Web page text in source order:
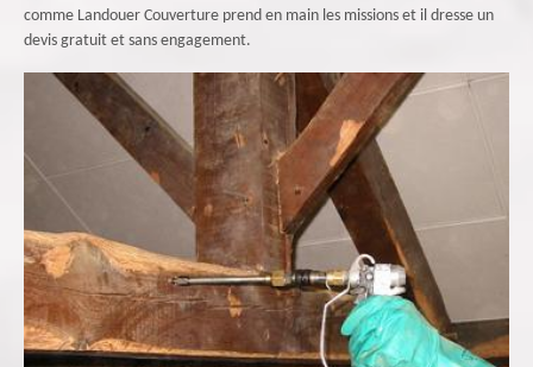
comme Landouer Couverture prend en main les missions et il dresse un
devis gratuit et sans engagement.